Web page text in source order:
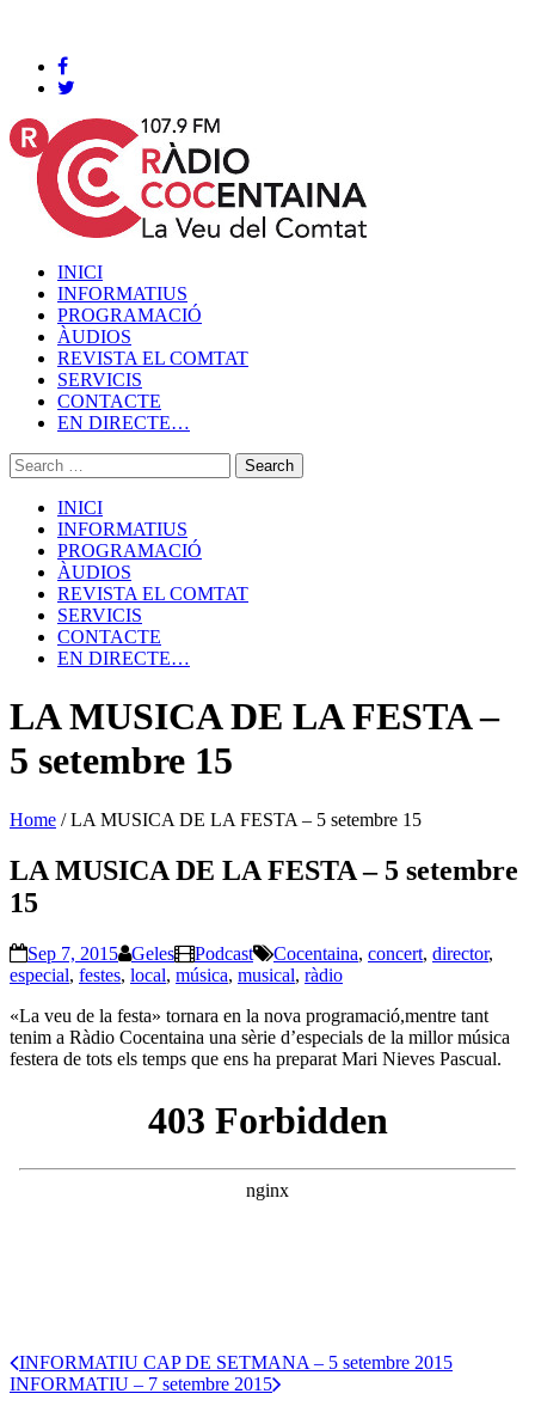
INICI
INFORMATIUS
PROGRAMACIÓ
ÀUDIOS
REVISTA EL COMTAT
SERVICIS
CONTACTE
EN DIRECTE…
INICI
INFORMATIUS
PROGRAMACIÓ
ÀUDIOS
REVISTA EL COMTAT
SERVICIS
CONTACTE
EN DIRECTE…
LA MUSICA DE LA FESTA –
5 setembre 15
Home /LA MUSICA DE LA FESTA – 5 setembre 15
LA MUSICA DE LA FESTA – 5 setembre
15
Sep 7, 2015 Geles Podcast Cocentaina, concert, director,
especial, festes, local, música, musical, ràdio
«La veu de la festa» tornara en la nova programació,mentre tant
tenim a Ràdio Cocentaina una sèrie d’especials de la millor música
festera de tots els temps que ens ha preparat Mari Nieves Pascual.
INFORMATIU CAP DE SETMANA – 5 setembre 2015
INFORMATIU – 7 setembre 2015